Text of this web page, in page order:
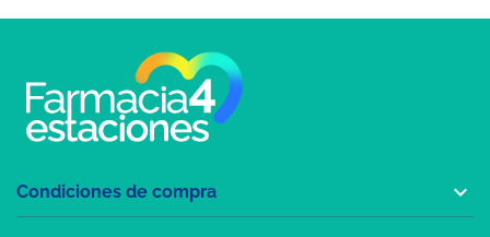
Condiciones de compra 